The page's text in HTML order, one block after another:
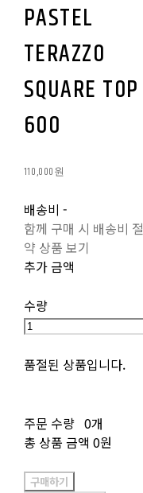
PASTEL
TERAZZO
SQUARE TOP
600
110,000원
배송비 -
함께 구매 시 배송비 절
약 상품 보기
추가 금액
수량
품절된 상품입니다.
주문 수량 0개
총 상품 금액 0원
구매하기